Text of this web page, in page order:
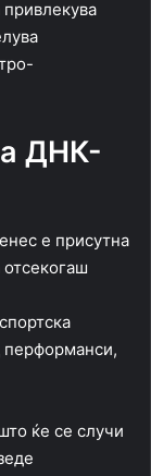
привлекува
ДНК-
е присутна
перформанси,
ќе се случи